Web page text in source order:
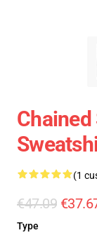
(1
€47.09
Type